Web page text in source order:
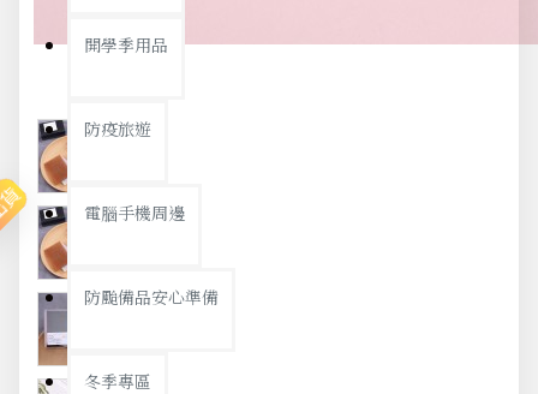
開學季用品
防疫旅遊
電腦手機周邊
防颱備品安心準備
冬季專區